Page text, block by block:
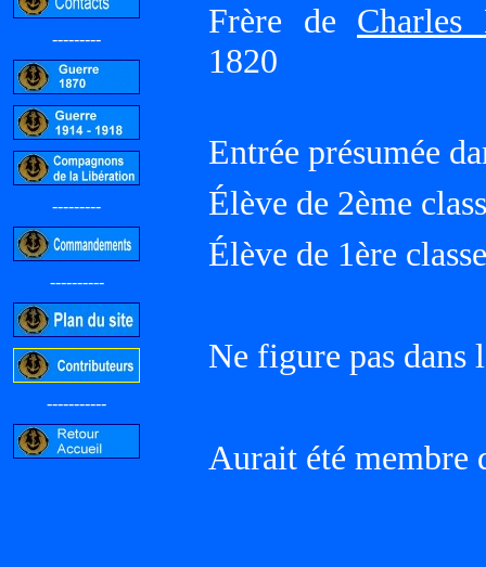
---------
---------
----------
-----------
Frère de Charles
1820
Entrée présumée
Élève de 2ème
Élève de 1ère
Ne figure pas dans
Aurait été membre